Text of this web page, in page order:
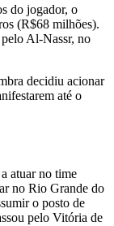
do jogador, o
(R$68 milhões).
Al-Nassr, no
decidiu acionar
até o
atuar no time
no Rio Grande do
o posto de
pelo Vitória de